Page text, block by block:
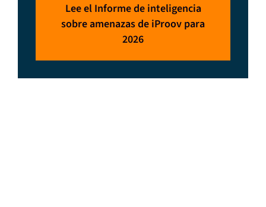
Lee el Informe de inteligencia
sobre amenazas de iProov para
2026